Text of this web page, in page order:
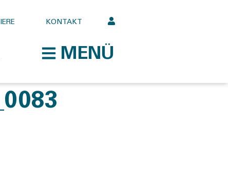
KONTAKT
MENÜ